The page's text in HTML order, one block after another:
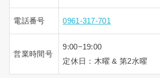
電話番号 0961-317-701
営業時間号
9:00−19:00
定休日：木曜 & 第2水曜